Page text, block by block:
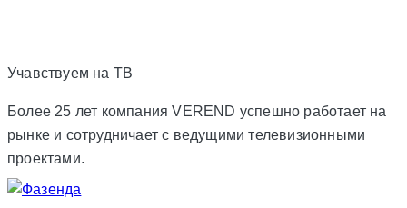
Учавствуем на ТВ
Более 25 лет компания VEREND успешно работает на
рынке и сотрудничает с ведущими телевизионными
проектами.